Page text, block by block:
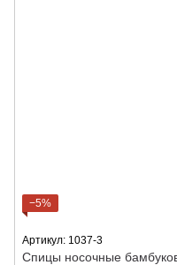
−5%
Артикул: 1037-3
Спицы носочные